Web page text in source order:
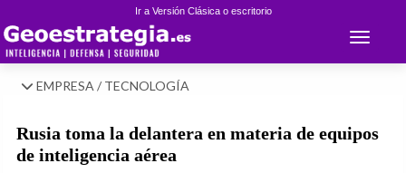
Ir a Versión Clásica o escritorio
Toggle
EMPRESA / TECNOLOGÍA
Rusia toma la delantera en materia de equipos
de inteligencia aérea